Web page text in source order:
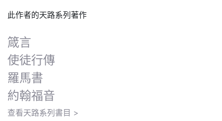
此作者的天路系列著作
箴言
使徒行傳
羅馬書
約翰福音
查看天路系列書目 >